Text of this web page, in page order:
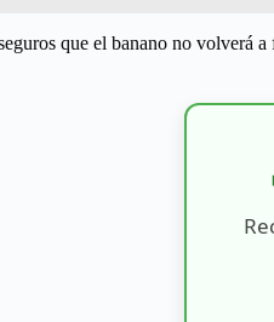
que el banano no volverá